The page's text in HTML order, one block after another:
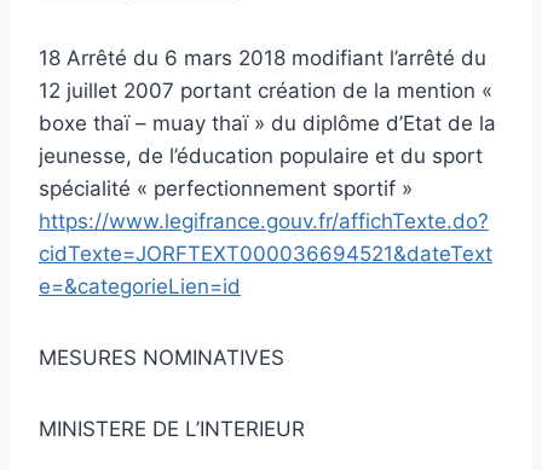
18 Arrêté du 6 mars 2018 modifiant l’arrêté du
12 juillet 2007 portant création de la mention «
boxe thaï – muay thaï » du diplôme d’Etat de la
jeunesse, de l’éducation populaire et du sport
spécialité « perfectionnement sportif »
https://www.legifrance.gouv.fr/affichTexte.do?
cidTexte=JORFTEXT000036694521&dateText
e=&categorieLien=id
MESURES NOMINATIVES
MINISTERE DE L’INTERIEUR